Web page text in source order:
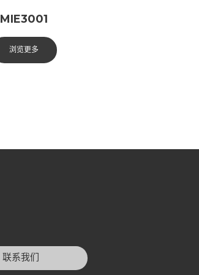
MIE3001
浏览更多
联系我们